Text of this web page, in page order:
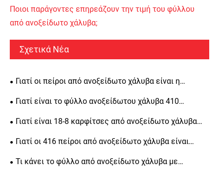
Ποιοι παράγοντες επηρεάζουν την τιμή του φύλλου
από ανοξείδωτο χάλυβα;
Σχετικά Νέα
Γιατί οι πείροι από ανοξείδωτο χάλυβα είναι η
καλύτερη επιλογή για ευθυγράμμιση ακριβείας, δομική
Γιατί είναι το φύλλο ανοξείδωτου χάλυβα 410
κορυφαία επιλογή για βιομηχανικές εφαρμογές
Γιατί είναι 18-8 καρφίτσες από ανοξείδωτο χάλυβα
απαραίτητες για μηχανική ακριβείας
Γιατί οι 416 πείροι από ανοξείδωτο χάλυβα είναι
απαραίτητοι για μηχανική ακριβείας
Τι κάνει το φύλλο από ανοξείδωτο χάλυβα με